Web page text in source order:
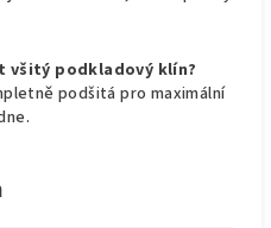
všitý podkladový klín?
podšitá pro maximální